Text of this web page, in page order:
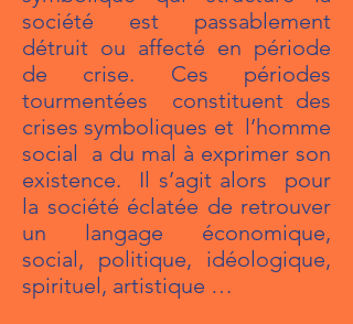
société est passablement
détruit ou affecté en période
de crise. Ces périodes
tourmentées constituent des
crises symboliques et l’homme
social a du mal à exprimer son
existence. Il s’agit alors pour
la société éclatée de retrouver
un langage économique,
social, politique, idéologique,
spirituel, artistique …